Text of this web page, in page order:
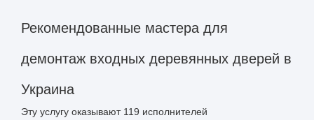
Рекомендованные мастера для
демонтаж входных деревянных дверей в
Украина
Эту услугу оказывают 119 исполнителей